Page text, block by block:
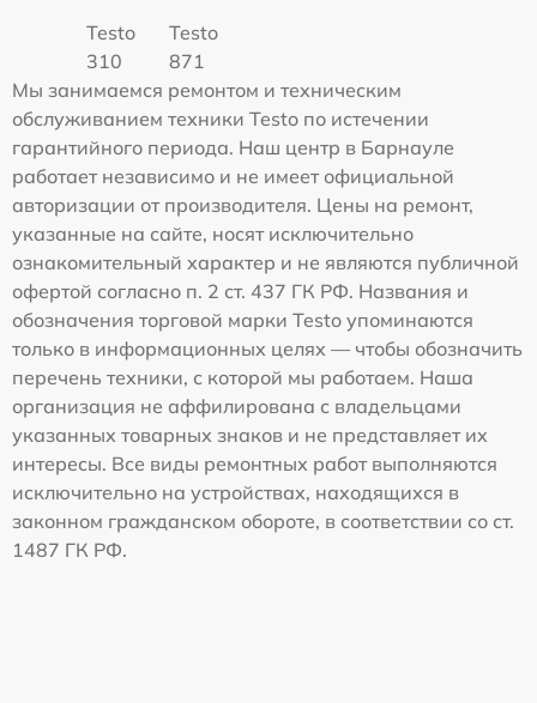
Testo
310
Testo
871
Мы занимаемся ремонтом и техническим
обслуживанием техники Testo по истечении
гарантийного периода. Наш центр в Барнауле
работает независимо и не имеет официальной
авторизации от производителя. Цены на ремонт,
указанные на сайте, носят исключительно
ознакомительный характер и не являются публичной
офертой согласно п. 2 ст. 437 ГК РФ. Названия и
обозначения торговой марки Testo упоминаются
только в информационных целях — чтобы обозначить
перечень техники, с которой мы работаем. Наша
организация не аффилирована с владельцами
указанных товарных знаков и не представляет их
интересы. Все виды ремонтных работ выполняются
исключительно на устройствах, находящихся в
законном гражданском обороте, в соответствии со ст.
1487 ГК РФ.